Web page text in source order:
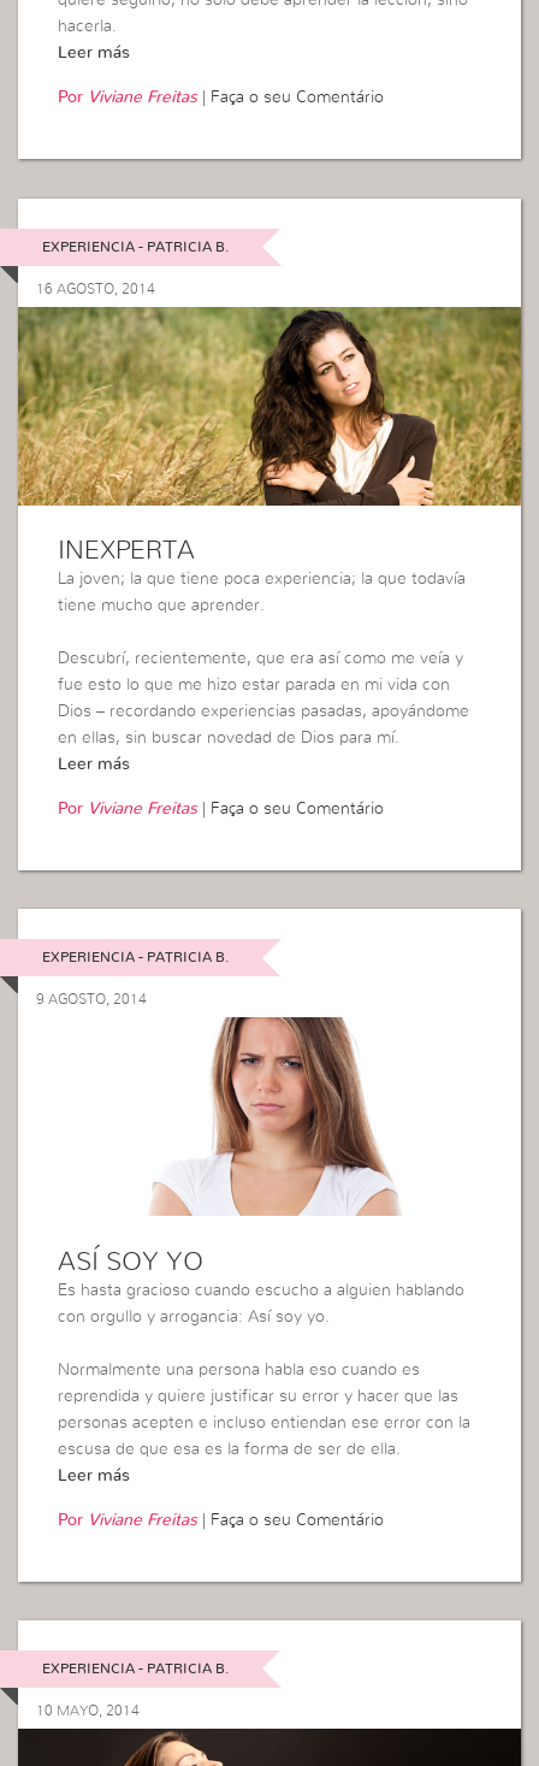
hacerla.
Leer más
Por Viviane Freitas| Faça o seu Comentário
EXPERIENCIA - PATRICIA B.
16 AGOSTO, 2014
INEXPERTA
La joven; la que tiene poca experiencia; la que todavía
tiene mucho que aprender.
Descubrí, recientemente, que era así como me veía y
fue esto lo que me hizo estar parada en mi vida con
Dios – recordando experiencias pasadas, apoyándome
en ellas, sin buscar novedad de Dios para mí.
Leer más
Por Viviane Freitas| Faça o seu Comentário
EXPERIENCIA - PATRICIA B.
9 AGOSTO, 2014
ASÍ SOY YO
Es hasta gracioso cuando escucho a alguien hablando
con orgullo y arrogancia: Así soy yo.
Normalmente una persona habla eso cuando es
reprendida y quiere justificar su error y hacer que las
personas acepten e incluso entiendan ese error con la
escusa de que esa es la forma de ser de ella.
Leer más
Por Viviane Freitas| Faça o seu Comentário
EXPERIENCIA - PATRICIA B.
10 MAYO, 2014